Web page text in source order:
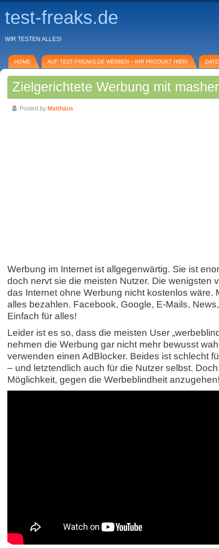
test-freaks.de
WIR TESTEN ALLES!
HOME AUF TEST-FREAKS.DE WERBEN – IHR PRODUKT HIER!
Zielgerichtete Werbung mit
Posted by Matthäus
Werbung im Internet ist allgegenwärtig. Sie ist
doch nervt sie die meisten Nutzer. Die wenigsten
das Internet ohne Werbung nicht kostenlos wäre.
alles bezahlen. Facebook, Google, E-Mails,
Einfach für alles!
Leider ist es so, dass die meisten User
nehmen die Werbung gar nicht mehr bewusst
verwenden einen AdBlocker. Beides ist schlecht
– und letztendlich auch für die Nutzer selbst.
Möglichkeit, gegen die Werbeblindheit